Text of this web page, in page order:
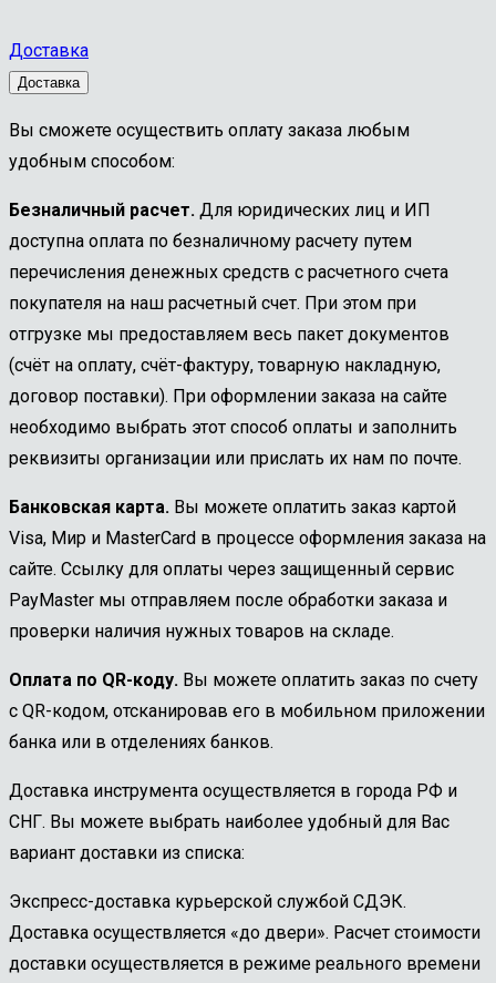
243*117
2363-
6223
Доставка
Доставка
Вы сможете осуществить оплату заказа любым
удобным способом:
Безналичный расчет. Для юридических лиц и ИП
доступна оплата по безналичному расчету путем
перечисления денежных средств с расчетного счета
покупателя на наш расчетный счет. При этом при
отгрузке мы предоставляем весь пакет документов
(счёт на оплату, счёт-фактуру, товарную накладную,
договор поставки). При оформлении заказа на сайте
необходимо выбрать этот способ оплаты и заполнить
реквизиты организации или прислать их нам по почте.
Банковская карта. Вы можете оплатить заказ картой
Visa, Мир и MasterCard в процессе оформления заказа на
сайте. Ссылку для оплаты через защищенный сервис
PayMaster мы отправляем после обработки заказа и
проверки наличия нужных товаров на складе.
Оплата по QR-коду. Вы можете оплатить заказ по счету
с QR-кодом, отсканировав его в мобильном приложении
банка или в отделениях банков.
Доставка инструмента осуществляется в города РФ и
СНГ. Вы можете выбрать наиболее удобный для Вас
вариант доставки из списка:
Экспресс-доставка курьерской службой СДЭК.
Доставка осуществляется «до двери». Расчет стоимости
доставки осуществляется в режиме реального времени